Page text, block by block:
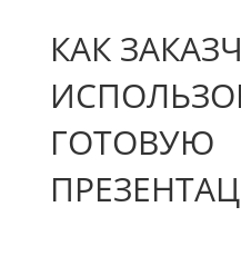
КАК
ГОТОВУЮ